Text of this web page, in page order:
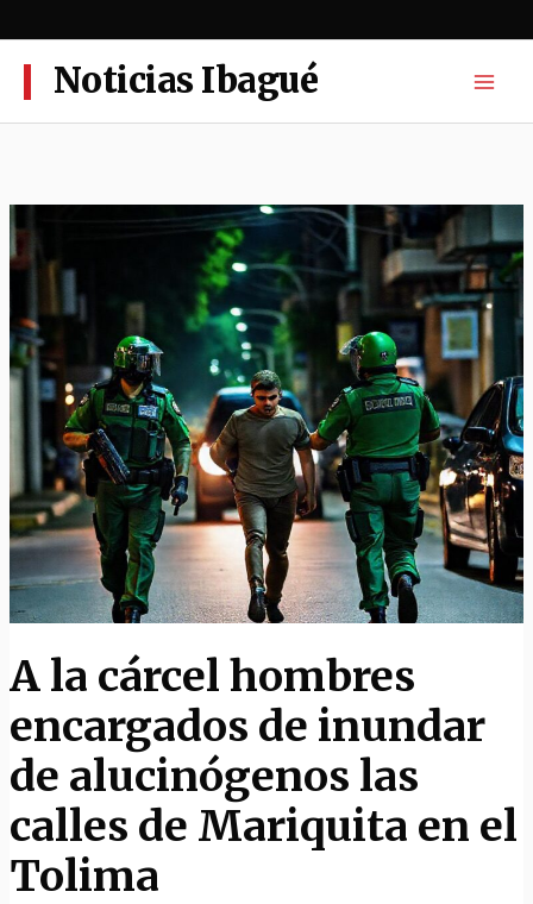
al
contenidoNoticias Ibagué
A la cárcel hombres
encargados de inundar
de alucinógenos las
calles de Mariquita en el
Tolima